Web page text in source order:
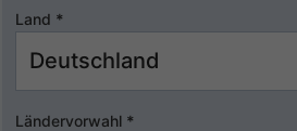
Land *
Ländervorwahl *